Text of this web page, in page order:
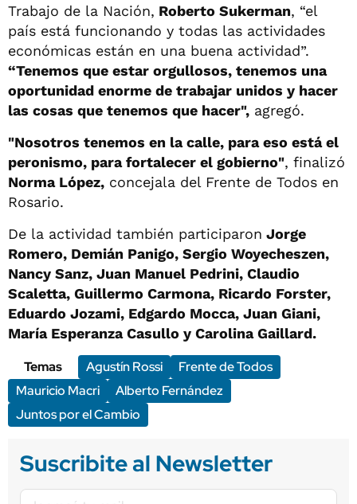
Trabajo de la Nación, Roberto Sukerman, “el
país está funcionando y todas las actividades
económicas están en una buena actividad”.
“Tenemos que estar orgullosos, tenemos una
oportunidad enorme de trabajar unidos y hacer
las cosas que tenemos que hacer", agregó.
"Nosotros tenemos en la calle, para eso está el
peronismo, para fortalecer el gobierno", finalizó
Norma López, concejala del Frente de Todos en
Rosario.
De la actividad también participaron Jorge
Romero, Demián Panigo, Sergio Woyecheszen,
Nancy Sanz, Juan Manuel Pedrini, Claudio
Scaletta, Guillermo Carmona, Ricardo Forster,
Eduardo Jozami, Edgardo Mocca, Juan Giani,
María Esperanza Casullo y Carolina Gaillard.
Temas
Agustín Rossi
Frente de Todos
Mauricio Macri
Alberto Fernández
Juntos por el Cambio
Suscribite al Newsletter